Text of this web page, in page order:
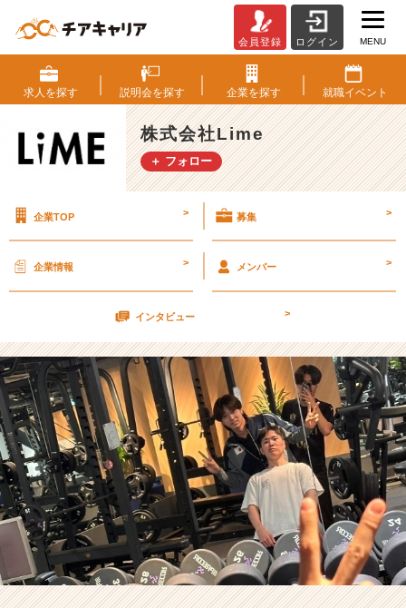
ム
支
援
制
度」
ユ
な
厚
生
介！
【株
式
会
社
L
i
m
e
の
タ
イ
ム
会員登録 ログイン MENU
求人を探す 説明会を探す 企業を探す 就職イベント
株式会社Lime
＋ フォロー
企業TOP > 募集 >
企業情報 > メンバー >
インタビュー >